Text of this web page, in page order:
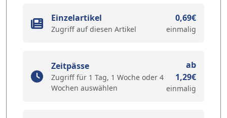
Einzelartikel
Zugriff auf diesen Artikel
0,69€
einmalig
Zeitpässe
Zugriff für 1 Tag, 1 Woche oder 4
Wochen auswählen
ab
1,29€
einmalig